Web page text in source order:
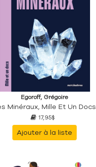
Egoroff, Grégoire
Minéraux, Mille Et Un Docs
17,95$
Ajouter à la liste